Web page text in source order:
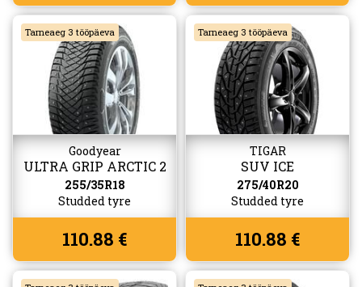
Tarneaeg 3 tööpäeva
Goodyear
ULTRA GRIP ARCTIC 2
255/35R18
Studded tyre
110.88 €
Tarneaeg 3 tööpäeva
TIGAR
SUV ICE
275/40R20
Studded tyre
110.88 €